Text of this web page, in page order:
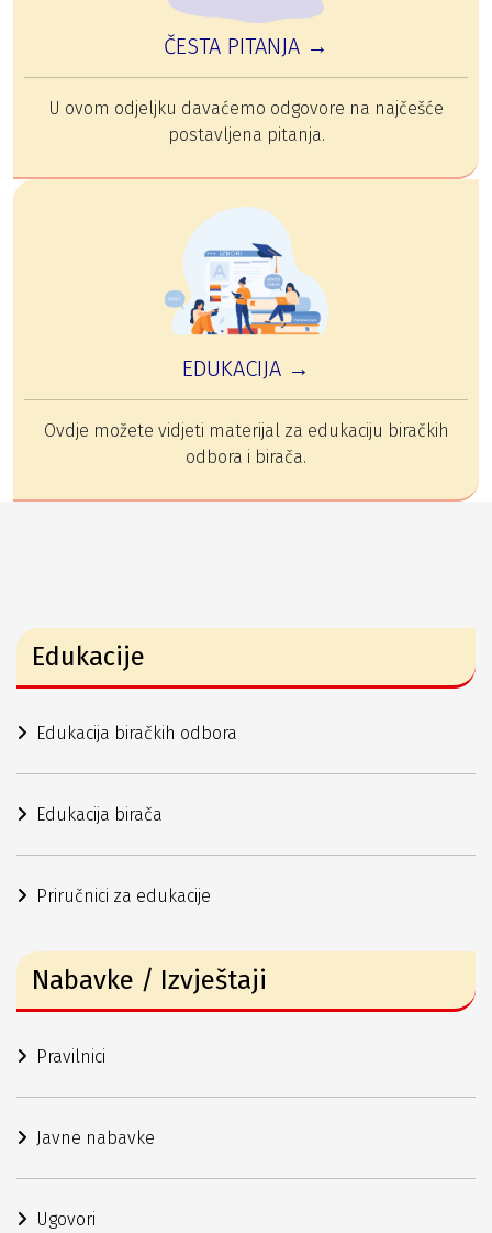
ČESTA PITANJA →
U ovom odjeljku davaćemo odgovore na najčešće
postavljena pitanja.
EDUKACIJA →
Ovdje možete vidjeti materijal za edukaciju biračkih
odbora i birača.
Edukacije
Edukacija biračkih odbora
Edukacija birača
Priručnici za edukacije
Nabavke / Izvještaji
Pravilnici
Javne nabavke
Ugovori